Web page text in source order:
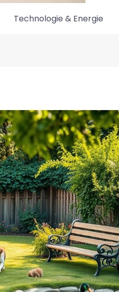
Technologie & Energie